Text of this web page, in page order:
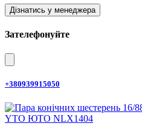
Дізнатись у менеджера
Зателефонуйте
+380939915050